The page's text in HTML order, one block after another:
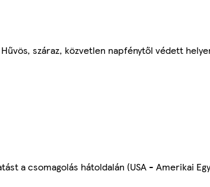
száraz, közvetlen napfénytől védett
a csomagolás hátoldalán (USA - Amerikai